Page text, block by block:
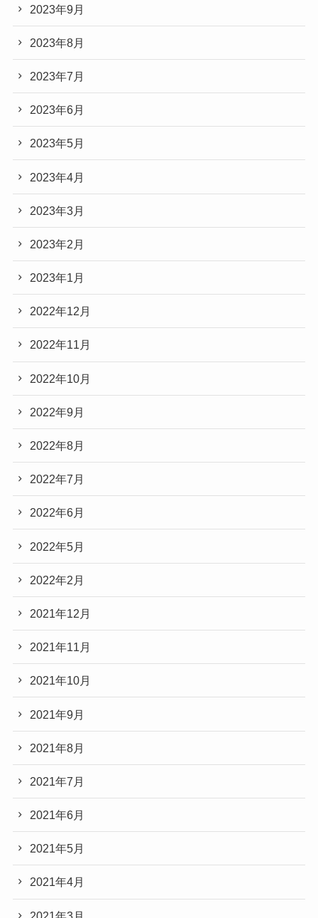
2023年9月
2023年8月
2023年7月
2023年6月
2023年5月
2023年4月
2023年3月
2023年2月
2023年1月
2022年12月
2022年11月
2022年10月
2022年9月
2022年8月
2022年7月
2022年6月
2022年5月
2022年2月
2021年12月
2021年11月
2021年10月
2021年9月
2021年8月
2021年7月
2021年6月
2021年5月
2021年4月